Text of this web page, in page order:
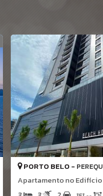
PORTO BELO -
Apartamento no Edifício